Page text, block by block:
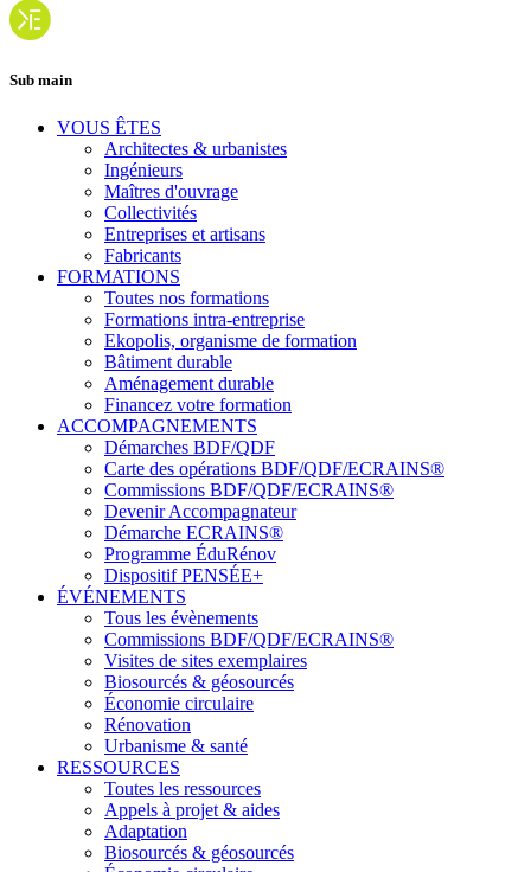
Sub main
VOUS ÊTES
Architectes & urbanistes
Ingénieurs
Maîtres d'ouvrage
Collectivités
Entreprises et artisans
Fabricants
FORMATIONS
Toutes nos formations
Formations intra-entreprise
Ekopolis, organisme de formation
Bâtiment durable
Aménagement durable
Financez votre formation
ACCOMPAGNEMENTS
Démarches BDF/QDF
Carte des opérations BDF/QDF/ECRAINS®
Commissions BDF/QDF/ECRAINS®
Devenir Accompagnateur
Démarche ECRAINS®
Programme ÉduRénov
Dispositif PENSÉE+
ÉVÉNEMENTS
Tous les évènements
Commissions BDF/QDF/ECRAINS®
Visites de sites exemplaires
Biosourcés & géosourcés
Économie circulaire
Rénovation
Urbanisme & santé
RESSOURCES
Toutes les ressources
Appels à projet & aides
Adaptation
Biosourcés & géosourcés